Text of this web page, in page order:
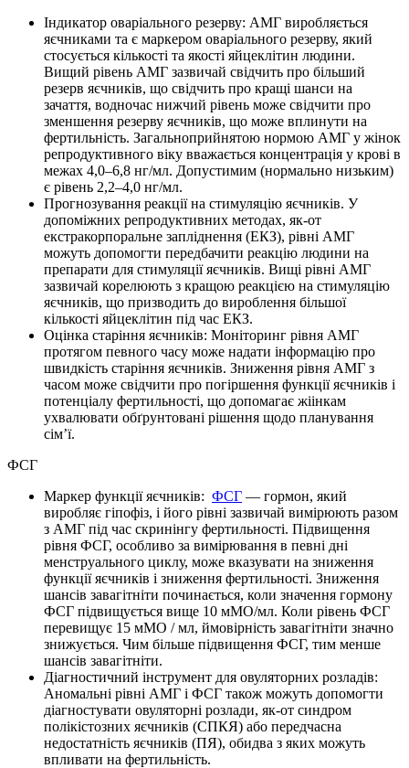
Індикатор оваріального резерву: АМГ виробляється
яєчниками та є маркером оваріального резерву, який
стосується кількості та якості яйцеклітин людини.
Вищий рівень АМГ зазвичай свідчить про більший
резерв яєчників, що свідчить про кращі шанси на
зачаття, водночас нижчий рівень може свідчити про
зменшення резерву яєчників, що може вплинути на
фертильність. Загальноприйнятою нормою АМГ у жінок
репродуктивного віку вважається концентрація у крові в
межах 4,0–6,8 нг/мл. Допустимим (нормально низьким)
є рівень 2,2–4,0 нг/мл.
Прогнозування реакції на стимуляцію яєчників. У
допоміжних репродуктивних методах, як-от
екстракорпоральне запліднення (ЕКЗ), рівні АМГ
можуть допомогти передбачити реакцію людини на
препарати для стимуляції яєчників. Вищі рівні АМГ
зазвичай корелюють з кращою реакцією на стимуляцію
яєчників, що призводить до вироблення більшої
кількості яйцеклітин під час ЕКЗ.
Оцінка старіння яєчників: Моніторинг рівня АМГ
протягом певного часу може надати інформацію про
швидкість старіння яєчників. Зниження рівня АМГ з
часом може свідчити про погіршення функції яєчників і
потенціалу фертильності, що допомагає жіінкам
ухвалювати обґрунтовані рішення щодо планування
сім’ї.
ФСГ
Маркер функції яєчників: ФСГ — гормон, який
виробляє гіпофіз, і його рівні зазвичай вимірюють разом
з АМГ під час скринінгу фертильності. Підвищення
рівня ФСГ, особливо за вимірювання в певні дні
менструального циклу, може вказувати на зниження
функції яєчників і зниження фертильності. Зниження
шансів завагітніти починається, коли значення гормону
ФСГ підвищується вище 10 мМО/мл. Коли рівень ФСГ
перевищує 15 мМО / мл, ймовірність завагітніти значно
знижується. Чим більше підвищення ФСГ, тим менше
шансів завагітніти.
Діагностичний інструмент для овуляторних розладів:
Аномальні рівні АМГ і ФСГ також можуть допомогти
діагностувати овуляторні розлади, як-от синдром
полікістозних яєчників (СПКЯ) або передчасна
недостатність яєчників (ПЯ), обидва з яких можуть
впливати на фертильність.